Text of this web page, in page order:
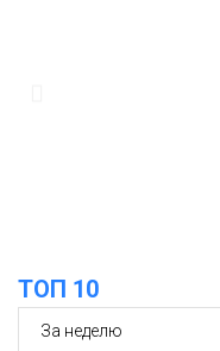
Спорт
ТОП 10